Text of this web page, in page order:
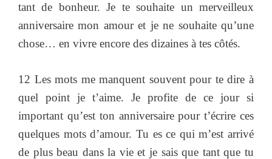
tant de bonheur. Je te souhaite un merveilleux
anniversaire mon amour et je ne souhaite qu’une
chose… en vivre encore des dizaines à tes côtés.
12 Les mots me manquent souvent pour te dire à
quel point je t’aime. Je profite de ce jour si
important qu’est ton anniversaire pour t’écrire ces
quelques mots d’amour. Tu es ce qui m’est arrivé
de plus beau dans la vie et je sais que tant que tu